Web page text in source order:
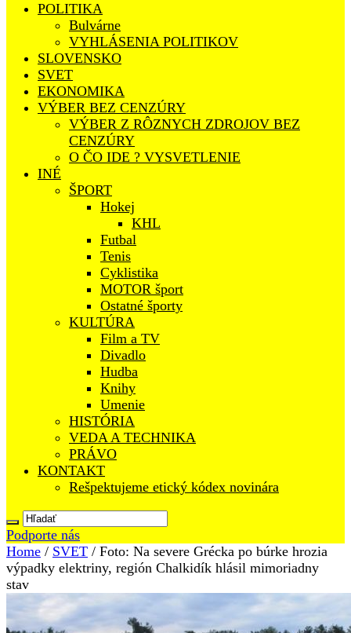
POLITIKA
Bulvárne
VYHLÁSENIA POLITIKOV
SLOVENSKO
SVET
EKONOMIKA
VÝBER BEZ CENZÚRY
VÝBER Z RÔZNYCH ZDROJOV BEZ
CENZÚRY
O ČO IDE ? VYSVETLENIE
INÉ
ŠPORT
Hokej
KHL
Futbal
Tenis
Cyklistika
MOTOR šport
Ostatné športy
KULTÚRA
Film a TV
Divadlo
Hudba
Knihy
Umenie
HISTÓRIA
VEDA A TECHNIKA
PRÁVO
KONTAKT
Rešpektujeme etický kódex novinára
Podporte nás
Home / SVET / Foto: Na severe Grécka po búrke hrozia
výpadky elektriny, región Chalkidík hlásil mimoriadny
stav